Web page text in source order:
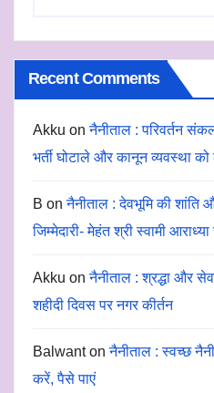
Recent Comments
Akku onनैनीताल : परिवर्तन
भर्ती घोटाले और कानून व्यवस्था
B onनैनीताल : देवभूमि की शांति
जिम्मेदारी- मेहंत श्री स्वामी
Akku onनैनीताल : श्रद्धा और
शहीदी दिवस पर नगर कीर्तन
Balwantonनैनीताल : स्वच्छ
करें, पैसे पाएं